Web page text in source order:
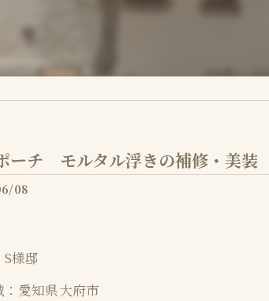
タイル補修
ビールストーン
ーチ モルタル浮きの補修・美装
08
様邸
愛知県大府市